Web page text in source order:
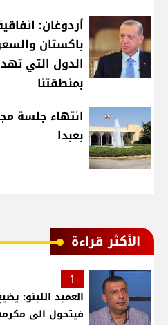
أردوغان:
باكستان
الدول التي
بمنطقتنا
انتهاء جلسة
بعبدا
الأكثر قراءة
1
العميد اللينو:
فيتحول الى